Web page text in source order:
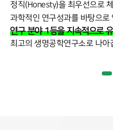
정직(Honesty)을 최우선으로
과학적인 연구성과를 바탕으로
연구 분야 1등을 지속적으로
최고의 생명공학연구소로 나아